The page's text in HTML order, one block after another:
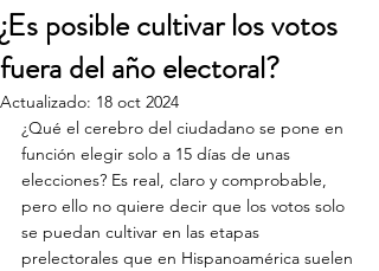
¿Es posible cultivar los votos
fuera del año electoral?
Actualizado: 18 oct 2024
¿Qué el cerebro del ciudadano se pone en
función elegir solo a 15 días de unas
elecciones? Es real, claro y comprobable,
pero ello no quiere decir que los votos solo
se puedan cultivar en las etapas
prelectorales que en Hispanoamérica suelen